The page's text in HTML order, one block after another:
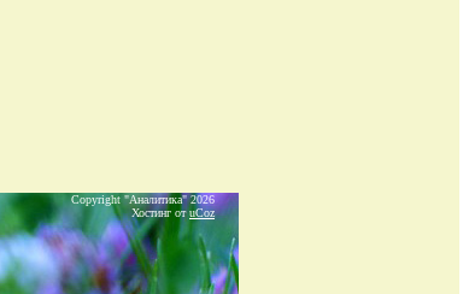
Copyright "Аналитика" 2026
Хостинг отuCoz